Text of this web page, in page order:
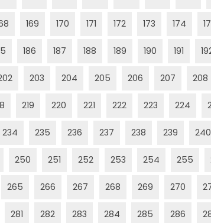
169 170 171 172 173 174
186 187 188 189 190 191
203 204 205 206 207 208
219 220 221 222 223 224
234 235 236 237 238 239 240
250 251 252 253 254 255
265 266 267 268 269 270
281 282 283 284 285 286